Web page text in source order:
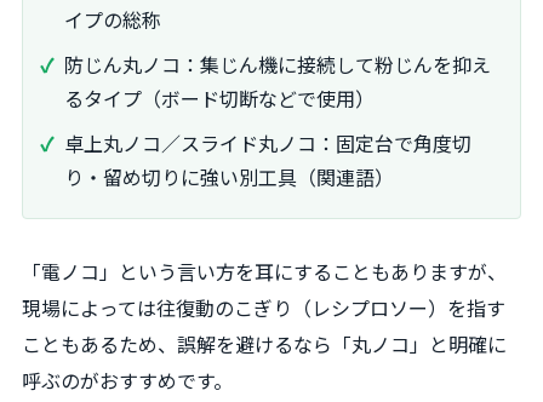
イプの総称
防じん丸ノコ：集じん機に接続して粉じんを抑え
るタイプ（ボード切断などで使用）
卓上丸ノコ／スライド丸ノコ：固定台で角度切
り・留め切りに強い別工具（関連語）
「電ノコ」という言い方を耳にすることもありますが、
現場によっては往復動のこぎり（レシプロソー）を指す
こともあるため、誤解を避けるなら「丸ノコ」と明確に
呼ぶのがおすすめです。